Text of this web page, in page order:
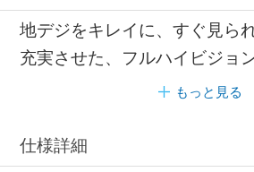
地デジをキレイに、すぐ見ら
充実させた、フルハイビジョ
もっと見る
仕様詳細